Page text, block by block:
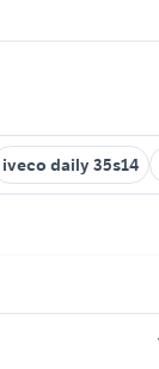
iveco daily 35s14